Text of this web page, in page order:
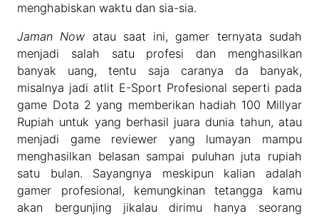
menghabiskan waktu dan sia-sia.
Jaman Now atau saat ini, gamer ternyata sudah
menjadi salah satu profesi dan menghasilkan
banyak uang, tentu saja caranya da banyak,
misalnya jadi atlit E-Sport Profesional seperti pada
game Dota 2 yang memberikan hadiah 100 Millyar
Rupiah untuk yang berhasil juara dunia tahun, atau
menjadi game reviewer yang lumayan mampu
menghasilkan belasan sampai puluhan juta rupiah
satu bulan. Sayangnya meskipun kalian adalah
gamer profesional, kemungkinan tetangga kamu
akan bergunjing jikalau dirimu hanya seorang